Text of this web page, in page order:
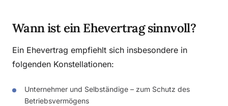
Wann ist ein Ehevertrag sinnvoll?
Ein Ehevertrag empfiehlt sich insbesondere in
folgenden Konstellationen:
Unternehmer und Selbständige – zum Schutz des
Betriebsvermögens